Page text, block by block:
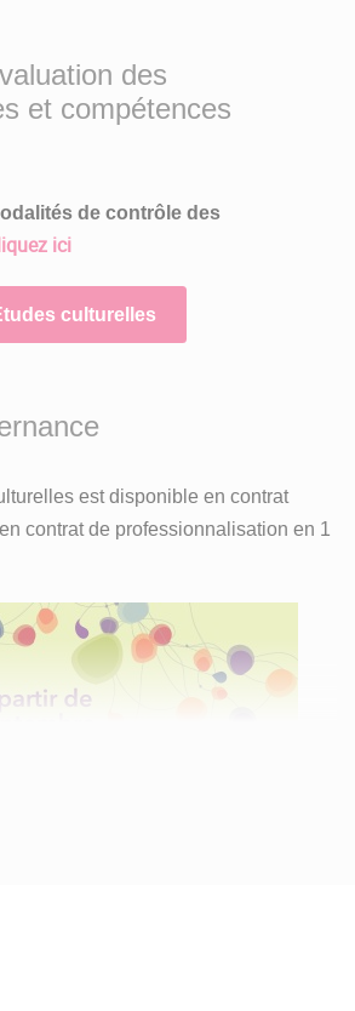
de l’espagnol, du portugais et de
desséminaires au choix
proposés autour des
»
»
l’axe de son choix.
à la rédaction d’un mémoire
Sont envisagés des
(associations culturelles, festival de
des
et compétences
de contrôle des
ici
culturelles
est disponible en contrat
contrat de professionnalisation en 1